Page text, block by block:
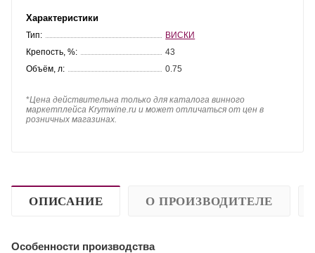
Характеристики
Тип:
ВИСКИ
Крепость, %:
43
Объём, л:
0.75
*Цена действительна только для каталога винного
маркетплейса Krymwine.ru и может отличаться от цен в
розничных магазинах.
ОПИСАНИЕ О ПРОИЗВОДИТЕЛЕ
Особенности производства